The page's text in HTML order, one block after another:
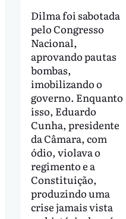
Dilma foi sabotada
pelo Congresso
Nacional,
aprovando pautas
bombas,
imobilizando o
governo. Enquanto
isso, Eduardo
Cunha, presidente
da Câmara, com
ódio, violava o
regimento e a
Constituição,
produzindo uma
crise jamais vista